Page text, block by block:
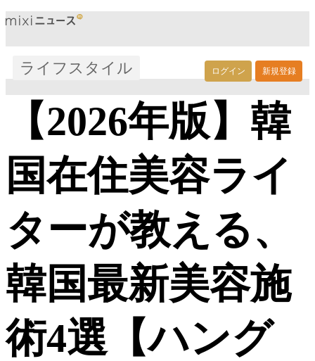
ログイン 新規登録
ライフスタイル
【2026年版】韓
国在住美容ライ
ターが教える、
韓国最新美容施
術4選【ハング